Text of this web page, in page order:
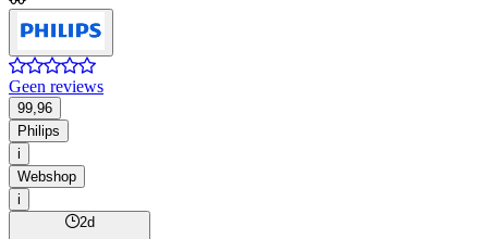
Geen reviews
99,96
Philips
i
Webshop
i
2d